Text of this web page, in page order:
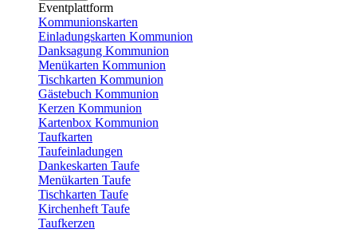
Eventplattform
Kommunionskarten
Einladungskarten Kommunion
Danksagung Kommunion
Menükarten Kommunion
Tischkarten Kommunion
Gästebuch Kommunion
Kerzen Kommunion
Kartenbox Kommunion
Taufkarten
Taufeinladungen
Dankeskarten Taufe
Menükarten Taufe
Tischkarten Taufe
Kirchenheft Taufe
Taufkerzen